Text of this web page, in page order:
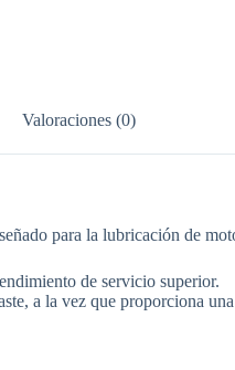
Valoraciones (0)
para la lubricación de
de servicio superior.
a la vez que proporciona